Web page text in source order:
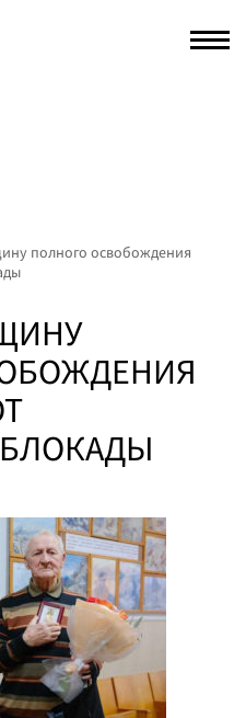
полного освобождения